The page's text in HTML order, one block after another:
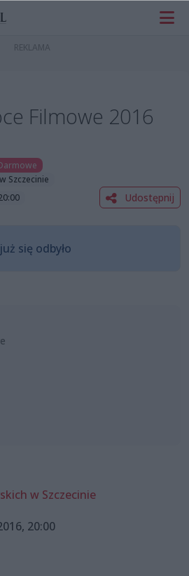
Filmowe 2016
Szczecinie
Udostępnij
się odbyło
w Szczecinie
20:00